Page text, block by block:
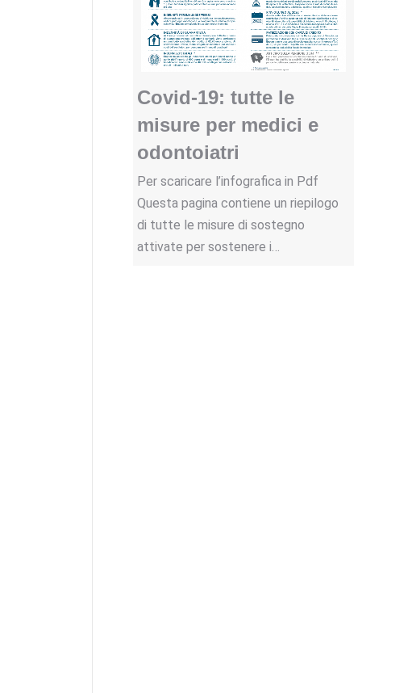
Covid-19: tutte le
misure per medici e
odontoiatri
Per scaricare l’infografica in Pdf
Questa pagina contiene un riepilogo
di tutte le misure di sostegno
attivate per sostenere i…